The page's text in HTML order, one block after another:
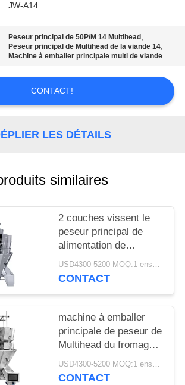
JW-A14
Peseur principal de 50P/M 14 Multihead ,
Peseur principal de Multihead de la viande 14,
Machine à emballer principale multi de viande
CONTACT!
LES DÉTAILS
similaires
2 couches vissent le
peseur principal de
alimentation de
Multihead des
conserves au vinaigre
USD4300-5200 MOQ:1 ensemble
CONTACT
machine à emballer
principale de peseur de
Multihead du fromage
20g 12
USD4300-5200 MOQ:1 ensemble
CONTACT